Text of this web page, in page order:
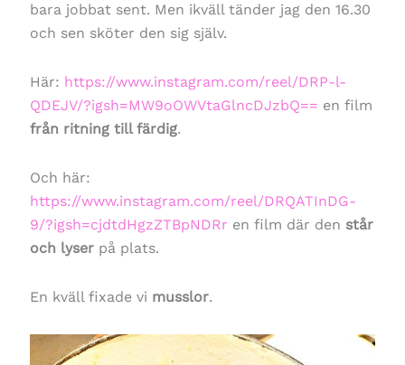
bara jobbat sent. Men ikväll tänder jag den 16.30
och sen sköter den sig själv.
Här: https://www.instagram.com/reel/DRP-l-
QDEJV/?igsh=MW9oOWVtaGlncDJzbQ== en film
från ritning till färdig.
Och här:
https://www.instagram.com/reel/DRQATInDG-
9/?igsh=cjdtdHgzZTBpNDRr en film där den står
och lyserpå plats.
En kväll fixade vi musslor.